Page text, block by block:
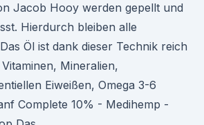
Jacob Hooy werden gepellt und
Hierdurch bleiben alle
Öl ist dank dieser Technik reich
Mineralien,
Eiweißen, Omega 3-6
Complete 10% - Medihemp -